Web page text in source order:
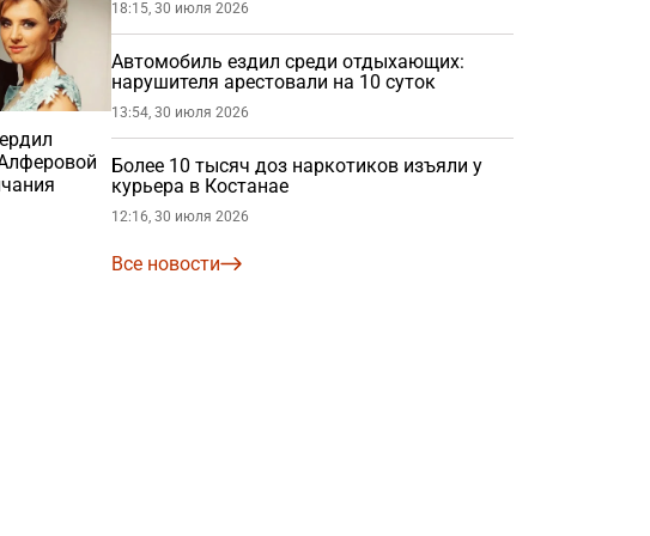
18:15, 30 июля 2026
Автомобиль ездил среди отдыхающих:
нарушителя арестовали на 10 суток
13:54, 30 июля 2026
Более 10 тысяч доз наркотиков изъяли у
курьера в Костанае
12:16, 30 июля 2026
Все новости